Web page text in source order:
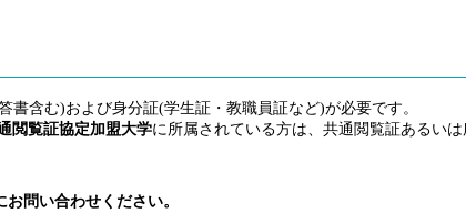
含む)および身分証(学生証・教職員証など)が必要です。
覧証協定加盟大学に所属されている方は、共通閲覧証あるい
問い合わせください。